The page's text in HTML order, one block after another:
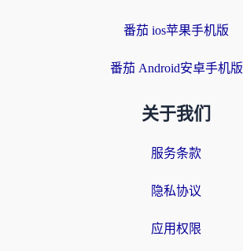
番茄 ios苹果手机版
番茄 Android安卓手机版
关于我们
服务条款
隐私协议
应用权限